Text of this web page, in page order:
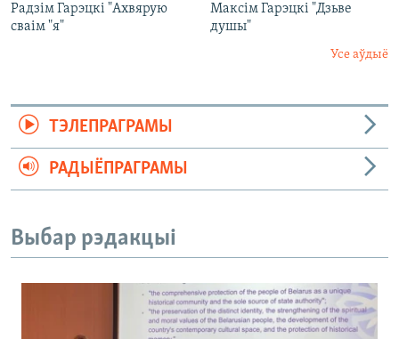
Радзім Гарэцкі "Ахвярую
сваім "я"
Максім Гарэцкі "Дзьве
душы"
Усе аўдыё
ТЭЛЕПРАГРАМЫ
РАДЫЁПРАГРАМЫ
Выбар рэдакцыі